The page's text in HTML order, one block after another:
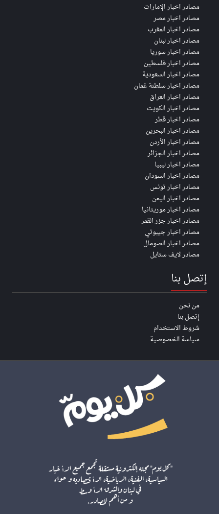
مصادر اخبار الإمارات
مصادر اخبار مصر
مصادر اخبار المغرب
مصادر اخبار لبنان
مصادر اخبار سوريا
مصادر اخبار فلسطين
مصادر اخبار السعودية
مصادر اخبار سلطنة عُمان
مصادر اخبار العراق
مصادر اخبار الكويت
مصادر اخبار قطر
مصادر اخبار البحرين
مصادر اخبار الأردن
مصادر اخبار الجزائر
مصادر اخبار ليبيا
مصادر اخبار السودان
مصادر اخبار تونس
مصادر اخبار اليمن
مصادر اخبار موريتانيا
مصادر اخبار جزر القمر
مصادر اخبار جيبوتي
مصادر اخبار الصومال
مصادر لايف ستايل
إتصل بنا
من نحن
إتصل بنا
شروط الاستخدام
سياسة الخصوصية